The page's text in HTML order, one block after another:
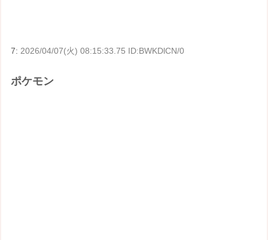
7: 2026/04/07(火) 08:15:33.75 ID:BWKDlCN/0
ポケモン